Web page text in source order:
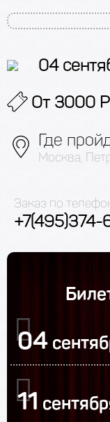
04
От 3000
Где
Москва,
Заказ по
04
11